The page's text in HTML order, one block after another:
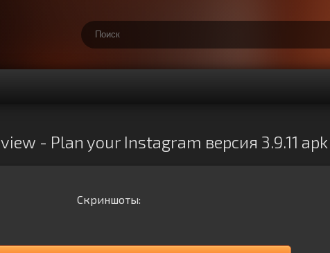
- Plan your Instagram версия 3.9.11
Скриншоты: